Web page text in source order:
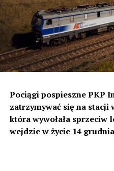
Pociągi pospieszne PKP
zatrzymywać się na stacji
która wywołała sprzeciw
wejdzie w życie 14